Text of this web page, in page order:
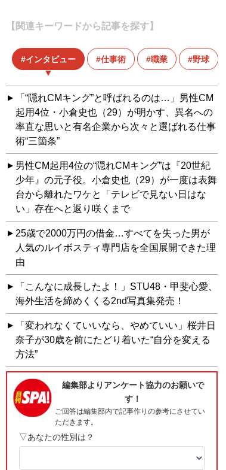
【関連キーワードから記事を探す】
インタビュー 仕事術 職業 野球
「“隠れCMキング”と呼ばれるのは…」男性CM
起用4位・小倉史也（29）が明かす、異名への
率直な思いと有名企業から次々と選ばれる仕事
術“三箇条”
男性CM起用4位の“隠れCMキング”は『20世紀
少年』の元子役。小倉史也（29）が一度は表舞
台から離れたワケと「テレビで見ない日はな
い」存在へと返り咲くまで
25歳で2000万円の借金…すべてを失った男が
人気のルイボスティ専門店を全国展開できた理
由
「こんなに成長したよ！」STU48・甲斐心愛、
海外生活を締めくくる2nd写真集発売！
「変われなくていいなら、やめていい」桜井日
奈子が30歳を前にたどり着いた“自分を変える
方法”